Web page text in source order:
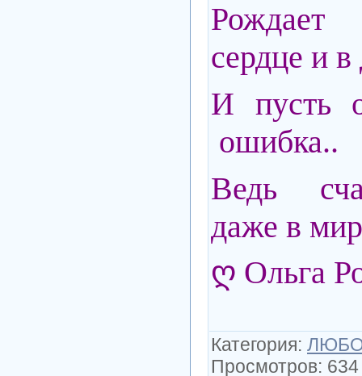
сердце и
И пусть
ошибка..
Ведь
даже в
ღ Ольга
Категория:
Просмотров: 634